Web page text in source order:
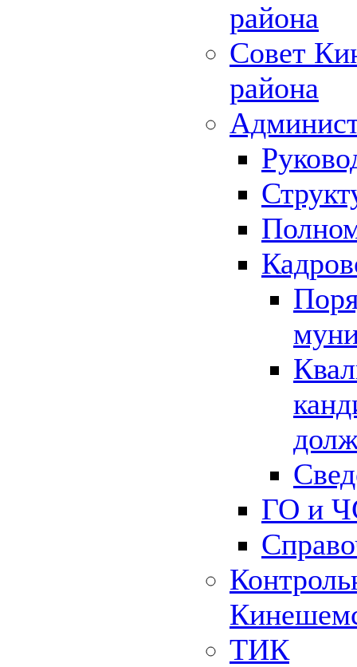
района
Совет
района
ГО и
ТИК